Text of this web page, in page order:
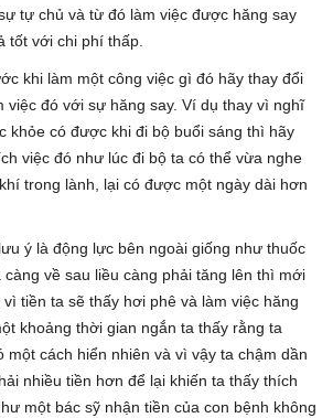
tự chủ và từ đó làm việc được hăng say
tốt với chi phí thấp.
khi làm một công việc gì đó hãy thay đổi
việc đó với sự hăng say. Ví dụ thay vì nghĩ
khỏe có được khi đi bộ buổi sáng thì hãy
việc đó như lúc đi bộ ta có thể vừa nghe
trong lành, lại có được một ngày dài hơn
ý là động lực bên ngoài giống như thuốc
về sau liều càng phải tăng lên thì mới
tiền ta sẽ thấy hơi phê và làm việc hăng
khoảng thời gian ngắn ta thấy rằng ta
một cách hiển nhiên và vì vậy ta chậm dần
nhiều tiền hơn để lại khiến ta thấy thích
một bác sỹ nhận tiền của con bệnh không